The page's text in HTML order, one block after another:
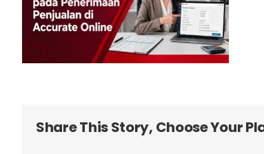
Share This Story, Choose Your